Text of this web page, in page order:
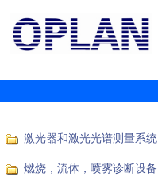
激光器和激光光谱测量系统
燃烧，流体，喷雾诊断设备